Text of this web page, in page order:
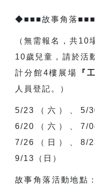
◆■■■故事角落
（無需報名，共10
10歲兒童，請於活
計分館4樓展場
『
人員登記。）
5/23
（六）、5/
6/20（六）、7/
7/26（日）、8/
9/13（日）
故事角落活動地點：